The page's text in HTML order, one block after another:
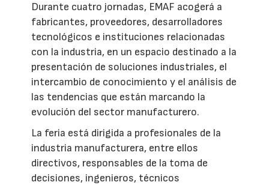
Durante cuatro jornadas, EMAF acogerá a
fabricantes, proveedores, desarrolladores
tecnológicos e instituciones relacionadas
con la industria, en un espacio destinado a la
presentación de soluciones industriales, el
intercambio de conocimiento y el análisis de
las tendencias que están marcando la
evolución del sector manufacturero.
La feria está dirigida a profesionales de la
industria manufacturera, entre ellos
directivos, responsables de la toma de
decisiones, ingenieros, técnicos